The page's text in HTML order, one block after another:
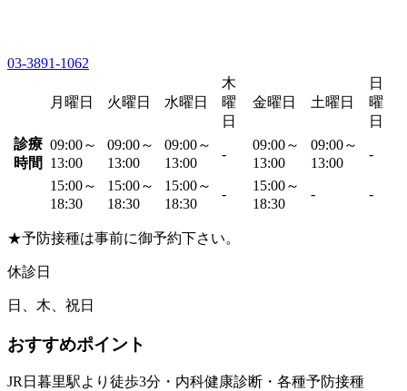
03-3891-1062
月曜日 火曜日 水曜日
木
曜
日
金曜日 土曜日
日
曜
日
診療
時間
09:00～
13:00
09:00～
13:00
09:00～
13:00
-
09:00～
13:00
09:00～
13:00
-
15:00～
18:30
15:00～
18:30
15:00～
18:30
-
15:00～
18:30
- -
★予防接種は事前に御予約下さい。
休診日
日、木、祝日
おすすめポイント
JR日暮里駅より徒歩3分・内科健康診断・各種予防接種